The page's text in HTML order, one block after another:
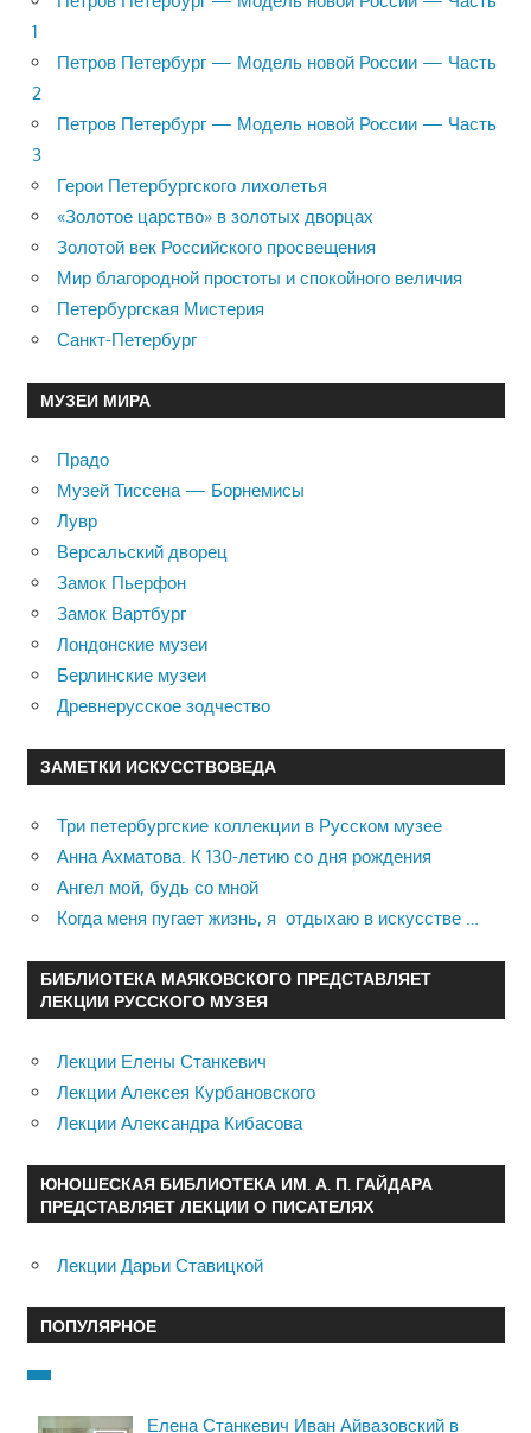
1
Петров Петербург — Модель новой России — Часть
2
Петров Петербург — Модель новой России — Часть
3
Герои Петербургского лихолетья
«Золотое царство» в золотых дворцах
Золотой век Российского просвещения
Мир благородной простоты и спокойного величия
Петербургская Мистерия
Санкт-Петербург
МУЗЕИ МИРА
Прадо
Музей Тиссена — Борнемисы
Лувр
Версальский дворец
Замок Пьерфон
Замок Вартбург
Лондонские музеи
Берлинские музеи
Древнерусское зодчество
ЗАМЕТКИ ИСКУССТВОВЕДА
Три петербургские коллекции в Русском музее
Анна Ахматова. К 130-летию со дня рождения
Ангел мой, будь со мной
Когда меня пугает жизнь, я отдыхаю в искусстве …
БИБЛИОТЕКА МАЯКОВСКОГО ПРЕДСТАВЛЯЕТ
ЛЕКЦИИ РУССКОГО МУЗЕЯ
Лекции Елены Станкевич
Лекции Алексея Курбановского
Лекции Александра Кибасова
ЮНОШЕСКАЯ БИБЛИОТЕКА ИМ. А. П. ГАЙДАРА
ПРЕДСТАВЛЯЕТ ЛЕКЦИИ О ПИСАТЕЛЯХ
Лекции Дарьи Ставицкой
ПОПУЛЯРНОЕ
Елена Станкевич Иван Айвазовский в